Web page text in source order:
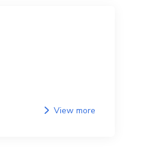
View more